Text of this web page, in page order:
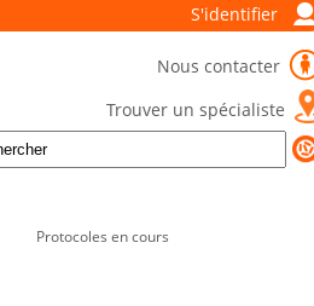
S'identifier
Nous contacter
Trouver un spécialiste
Protocoles en cours